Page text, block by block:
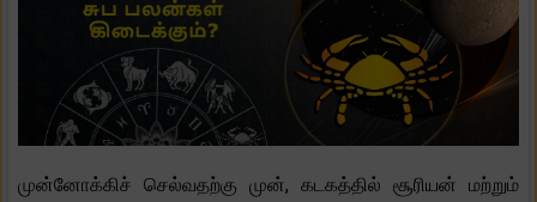
முன்னோக்கிச் செல்வதற்கு முன், கடகத்தில் சூரியன் மற்றும்